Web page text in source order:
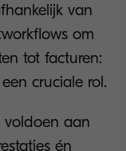
van
om
tot facturen:
cruciale rol.
voldoen aan
én